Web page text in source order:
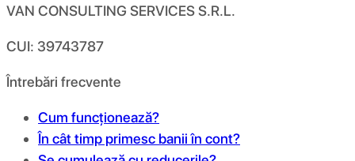
VAN CONSULTING SERVICES S.R.L.
CUI: 39743787
Întrebări frecvente
Cum funcționează?
În cât timp primesc banii în cont?